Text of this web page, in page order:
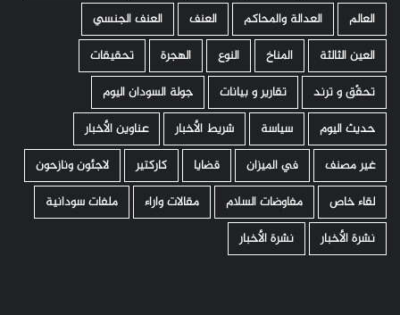
العالم
العدالة والمحاكم العنف
العنف الجنسي
العين الثالثة
المناخ النوع الهجرة
تحقيقات
تحقّق و ترند
تقارير و بيانات
جولة السودان اليوم
حديث اليوم
سياسة شريط الأخبار
عناوين الأخبار
غير مصنف
في الميزان قضايا كاركتير
لاجئون ونازحون
لقاء خاص
مفاوضات السلام مقالات واراء
ملفات سودانية
نشرة الأخبار
نشرة الأخبار